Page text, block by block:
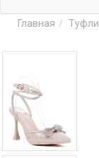
Главная Туфли